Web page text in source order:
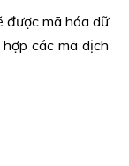
được mã hóa dữ
các mã dịch